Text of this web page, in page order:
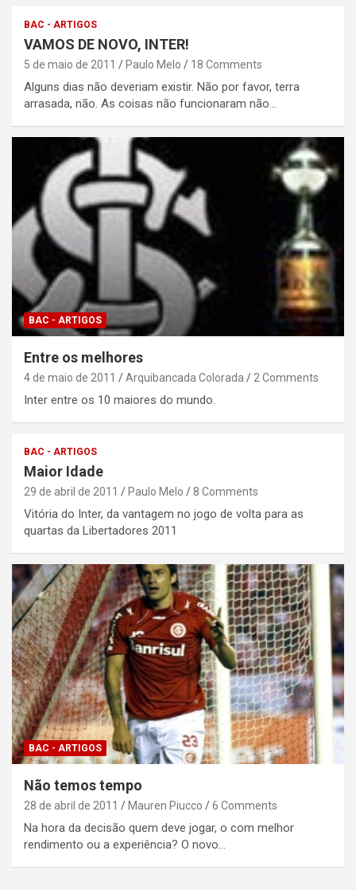
BAC - ARTIGOS
VAMOS DE NOVO, INTER!
5 de maio de 2011 Paulo Melo 18 Comments
Alguns dias não deveriam existir. Não por favor, terra
arrasada, não. As coisas não funcionaram não…
BAC - ARTIGOS
Entre os melhores
4 de maio de 2011 Arquibancada Colorada 2 Comments
Inter entre os 10 maiores do mundo.
BAC - ARTIGOS
Maior Idade
29 de abril de 2011 Paulo Melo 8 Comments
Vitória do Inter, da vantagem no jogo de volta para as
quartas da Libertadores 2011
BAC - ARTIGOS
Não temos tempo
28 de abril de 2011 Mauren Piucco 6 Comments
Na hora da decisão quem deve jogar, o com melhor
rendimento ou a experiência? O novo…